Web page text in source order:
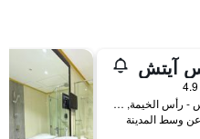
آيتش
شارع الجويس - رأس الخيمة, رأس الخيمة, الامارات العربية المتحدة